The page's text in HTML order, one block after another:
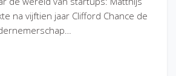
na vijftien jaar Clifford Chance de